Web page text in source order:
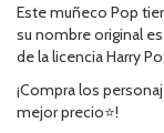
Este muñeco Pop
su nombre original
de la licencia Harry
¡Compra los
mejor precio⭐!